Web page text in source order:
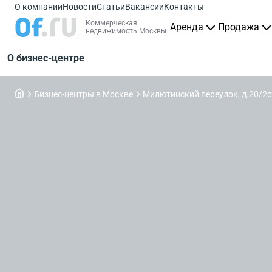
О компанииНовостиСтатьиВакансииКонтакты
Коммерческая
недвижимость Москвы Аренда Продажа
О бизнес-центре
Бизнес-центры в Москве Милютинский переулок, д.20/